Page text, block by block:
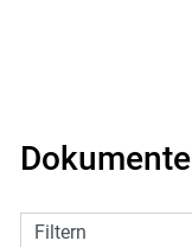
Dokumente
Filtern